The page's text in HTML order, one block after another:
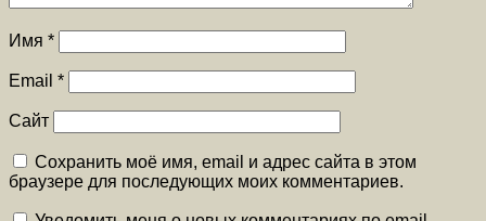
Имя *
Email *
Сайт
Сохранить моё имя, email и адрес сайта в этом
браузере для последующих моих комментариев.